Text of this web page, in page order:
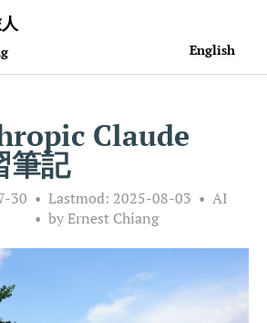
English
Claude
筆記
30 Lastmod: 2025-08-03
AI
by Ernest Chiang